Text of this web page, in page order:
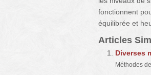
fonctionnent
équilibrée et
Articles
Diverses
Méthodes